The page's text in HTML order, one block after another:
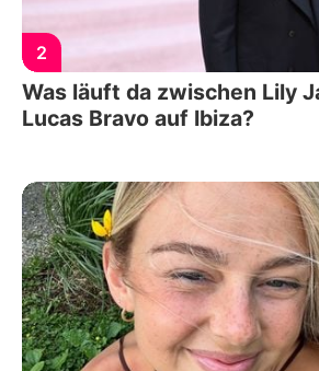
2
Was läuft da zwischen Lily
Lucas Bravo auf Ibiza?